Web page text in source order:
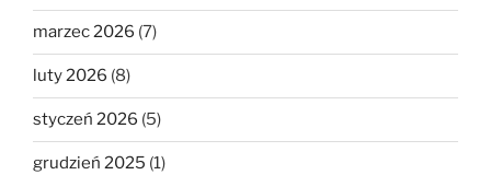
marzec 2026 (7)
luty 2026 (8)
styczeń 2026 (5)
grudzień 2025 (1)